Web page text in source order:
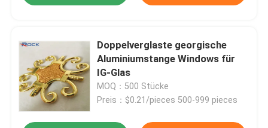
Doppelverglaste georgische
Aluminiumstange Windows für
IG-Glas
MOQ：500 Stücke
Preis：$0.21/pieces 500-999 pieces